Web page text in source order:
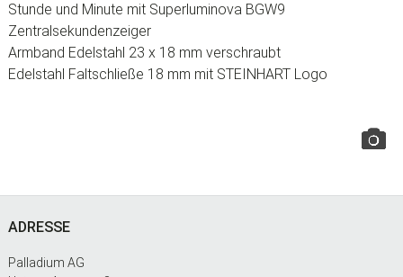
Stunde und Minute mit Superluminova BGW9
Zentralsekundenzeiger
Armband Edelstahl 23 x 18 mm verschraubt
Edelstahl Faltschließe 18 mm mit STEINHART Logo
Footer
ADRESSE
Palladium AG